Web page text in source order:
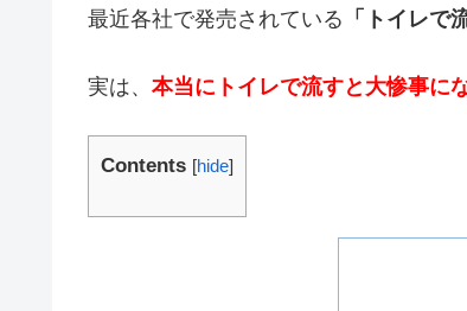
最近各社で発売されている 「トイレで
実は、 本当にトイレで流すと大惨事に
Contents [hide]